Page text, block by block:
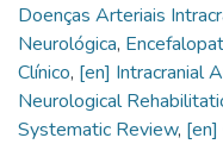
Doenças Arteriais
Neurológica,
Clínico, [en] Intracranial
Neurological
Systematic Review, [en]